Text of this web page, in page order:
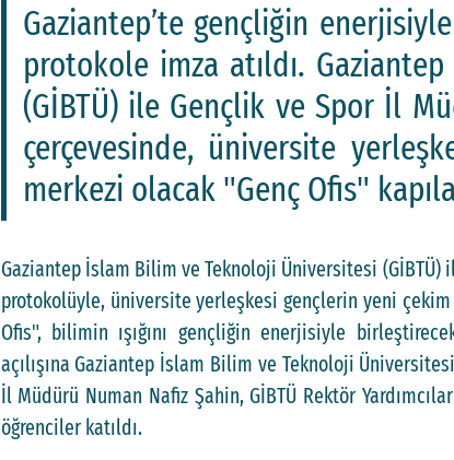
Gaziantep’te gençliğin
protokole imza atıldı.
(GİBTÜ) ile Gençlik ve Spor İl
çerçevesinde, üniversite
merkezi olacak "Genç Ofis"
Gaziantep İslam Bilim ve Teknoloji Üniversitesi
protokolüyle, üniversite yerleşkesi gençlerin yeni çekim
Ofis", bilimin ışığını gençliğin enerjisiyle
açılışına Gaziantep İslam Bilim ve Teknoloji
İl Müdürü Numan Nafiz Şahin, GİBTÜ Rektör
öğrenciler katıldı.